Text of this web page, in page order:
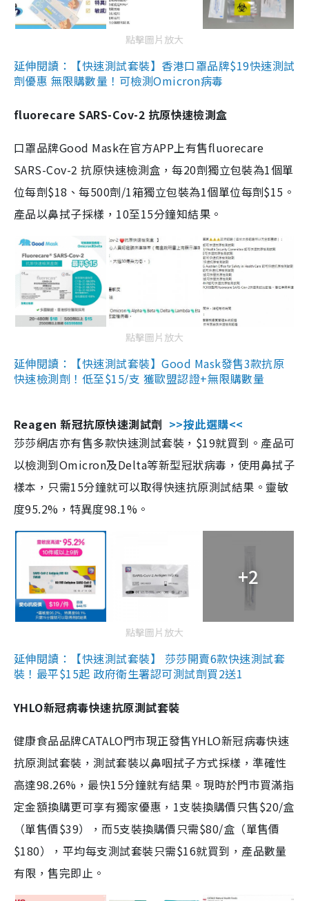
點擊圖片放大
延伸閱讀：【快速測試套裝】香港口罩品牌$19快速測試
劑優惠 無限購數量！可檢測Omicron病毒
fluorecare SARS-Cov-2 抗原快速檢測盒
口罩品牌Good Mask在官方APP上有售fluorecare
SARS-Cov-2 抗原快速檢測盒，每20劑獨立包裝為1個單
位每劑$18、每500劑/1箱獨立包裝為1個單位每劑$15。
產品以鼻拭子採樣，10至15分鐘知結果。
點擊圖片放大
延伸閱讀：【快速測試套裝】Good Mask發售3款抗原
快速檢測劑！低至$15/支 獲歐盟認證+無限購數量
Reagen 新冠抗原快速測試劑 >>按此選購<<
莎莎網店亦有售多款快速測試套裝，$19就買到。產品可
以檢測到Omicron及Delta等新型冠狀病毒，使用鼻拭子
樣本，只需15分鐘就可以取得快速抗原測試結果。靈敏
度95.2%，特異度98.1%。
+2
點擊圖片放大
延伸閱讀：【快速測試套裝】 莎莎開賣6款快速測試套
裝！最平$15起 政府衛生署認可測試劑買2送1
YHLO新冠病毒快速抗原測試套裝
健康食品品牌CATALO門市現正發售YHLO新冠病毒快速
抗原測試套裝，測試套裝以鼻咽拭子方式採樣，準確性
高達98.26%，最快15分鐘就有結果。現時於門市買滿指
定金額換購更可享有獨家優惠，1支裝換購價只售$20/盒
（單售價$39），而5支裝換購價只需$80/盒（單售價
$180），平均每支測試套裝只需$16就買到，產品數量
有限，售完即止。